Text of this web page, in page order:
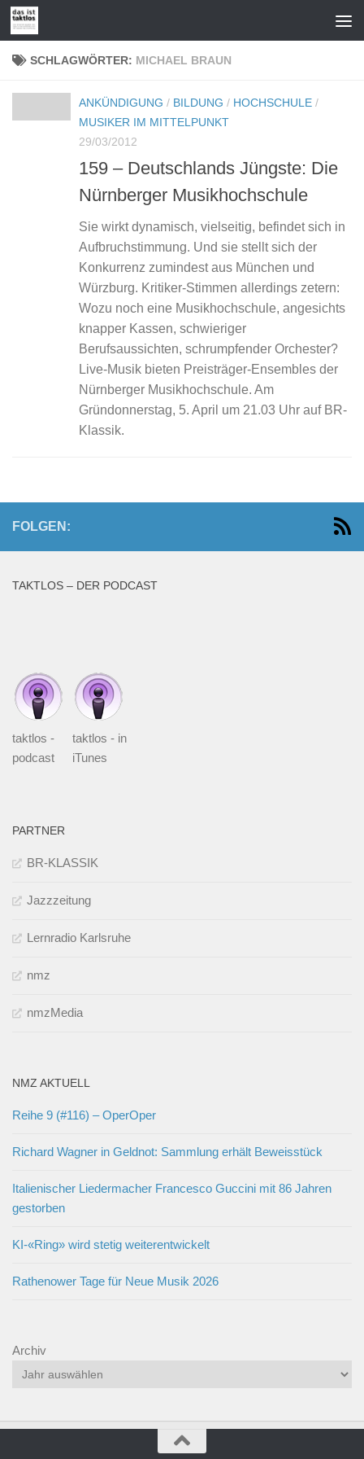
Zum Inhalt springen
SCHLAGWÖRTER: MICHAEL BRAUN
ANKÜNDIGUNG / BILDUNG / HOCHSCHULE /
MUSIKER IM MITTELPUNKT
29/03/2012
159 – Deutschlands Jüngste: Die
Nürnberger Musikhochschule
Sie wirkt dynamisch, vielseitig, befindet sich in
Aufbruchstimmung. Und sie stellt sich der
Konkurrenz zumindest aus München und
Würzburg. Kritiker-Stimmen allerdings zetern:
Wozu noch eine Musikhochschule, angesichts
knapper Kassen, schwieriger
Berufsaussichten, schrumpfender Orchester?
Live-Musik bieten Preisträger-Ensembles der
Nürnberger Musikhochschule. Am
Gründonnerstag, 5. April um 21.03 Uhr auf BR-
Klassik.
FOLGEN:
TAKTLOS – DER PODCAST
taktlos -
podcast
taktlos - in
iTunes
PARTNER
BR-KLASSIK
Jazzzeitung
Lernradio Karlsruhe
nmz
nmzMedia
NMZ AKTUELL
Reihe 9 (#116) – OperOper
Richard Wagner in Geldnot: Sammlung erhält Beweisstück
Italienischer Liedermacher Francesco Guccini mit 86 Jahren
gestorben
KI-«Ring» wird stetig weiterentwickelt
Rathenower Tage für Neue Musik 2026
Archiv